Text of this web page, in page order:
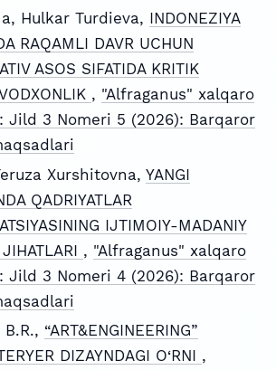
Hulkar Turdieva, INDONEZIYA
RAQAMLI DAVR UCHUN
ASOS SIFATIDA KRITIK
, "Alfraganus" xalqaro
Jild 3 Nomeri 5 (2026): Barqaror
Xurshitovna, YANGI
QADRIYATLAR
IJTIMOIY-MADANIY
, "Alfraganus" xalqaro
Jild 3 Nomeri 4 (2026): Barqaror
“ART&ENGINEERING”
DIZAYNDAGI O‘RNI ,